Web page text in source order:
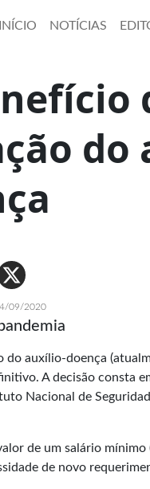
INÍCIO NOTÍCIAS
do
09/2020
do auxílio-doença
A decisão consta
Nacional de
de um salário mínimo
de novo